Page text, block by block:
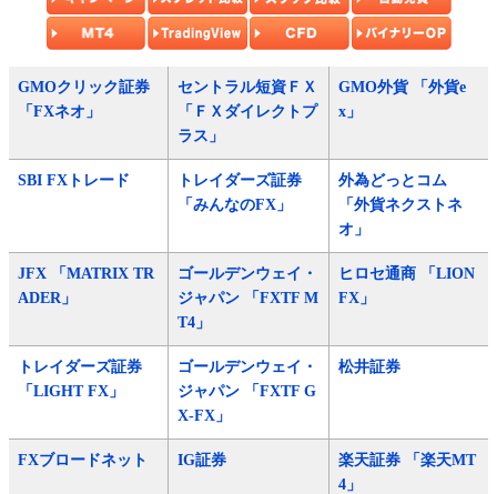
GMOクリック証券
「FXネオ」
セントラル短資ＦＸ
「ＦＸダイレクトプ
ラス」
GMO外貨 「外貨e
x」
SBI FXトレード
トレイダーズ証券
「みんなのFX」
外為どっとコム
「外貨ネクストネ
オ」
JFX 「MATRIX TR
ADER」
ゴールデンウェイ・
ジャパン 「FXTF M
T4」
ヒロセ通商 「LION
FX」
トレイダーズ証券
「LIGHT FX」
ゴールデンウェイ・
ジャパン 「FXTF G
X-FX」
松井証券
FXブロードネット IG証券
楽天証券 「楽天MT
4」